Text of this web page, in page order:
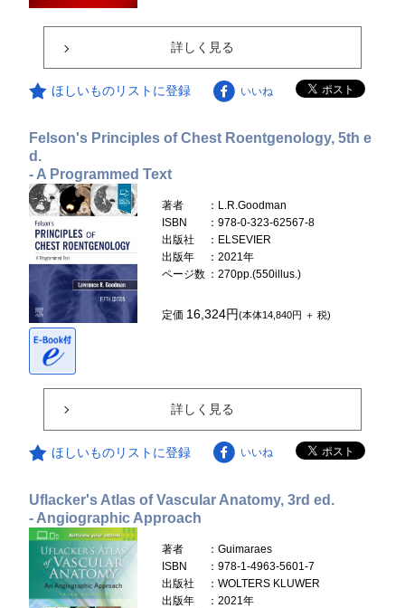
詳しく見る
ほしいものリストに登録 いいね
Felson's Principles of Chest Roentgenology, 5th e
d.
- A Programmed Text
著者
：L.R.Goodman
ISBN
：978-0-323-62567-8
出版社
：ELSEVIER
出版年
：2021年
ページ数 ：270pp.(550illus.)
定価 16,324円(本体14,840円 ＋ 税)
詳しく見る
ほしいものリストに登録 いいね
Uflacker's Atlas of Vascular Anatomy, 3rd ed.
- Angiographic Approach
著者
：Guimaraes
ISBN
：978-1-4963-5601-7
出版社
：WOLTERS KLUWER
出版年
：2021年